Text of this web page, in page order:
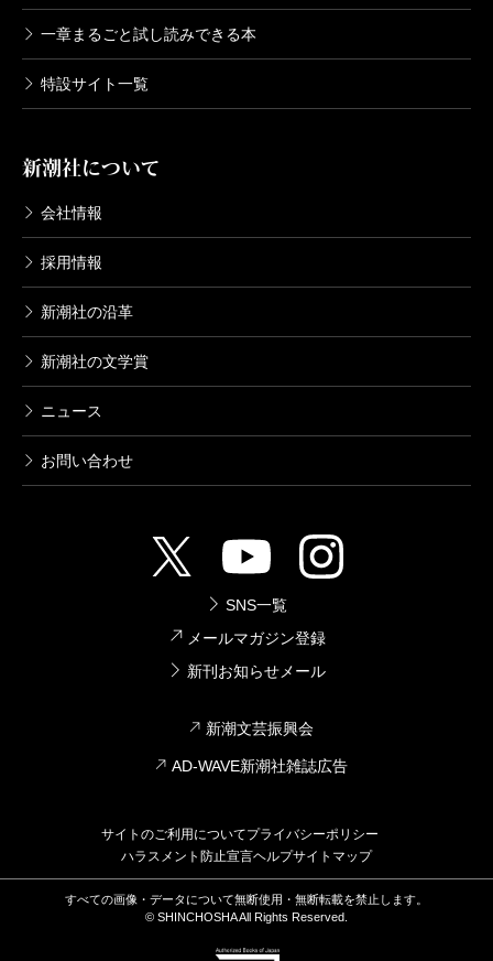
気がつくと彼女は自分の部屋に男を招き入れ、ベッド
を共にしていた。夫以外、男を知らなかった彼女が、
生まれて初めて体験した秘密の冒険だった。
名目に島を訪れ、自分でも滑稽なほど興奮しながら、
一夜限りの相手を探すようになる。だが、母の墓に向
かって秘密の情事を告白する彼女の中に、自分でもど
うすることもできない変化が起こり始める。当然、夫
にも気づかれる。夫婦の間には不穏な空気が流れ……
といった具合に物語は進められていく。
顔で評する者がいるのだとしたら、それはガルシア=マ
な感想と言うほかはない。青く続く浅瀬が見渡せる古
の暑さの中、滴り落ちてくる汗、墓地の藪の奥から姿
て脳内で鮮やかに映像化される。男と女が一夜限りで
とる。読者は現実なのか、一篇の官能的な散文詩なの
かわからない物語の中で、知らずアナと同化してい
作中、グラジオラスの花がたびたび登場するが、色
きで、黄色い花が室内に飾られているだけで、何かい
一章まるごと試し読みできる本
特設サイト一覧
新潮社について
会社情報
採用情報
新潮社の沿革
新潮社の文学賞
ニュース
お問い合わせ
SNS一覧
メールマガジン登録
新刊お知らせメール
新潮文芸振興会
AD-WAVE新潮社雑誌広告
サイトのご利用についてプライバシーポリシー
ハラスメント防止宣言ヘルプサイトマップ
すべての画像・データについて無断使用・無断転載を禁止します。
© SHINCHOSHA All Rights Reserved.